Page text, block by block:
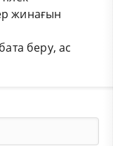
жинағын
беру, ас